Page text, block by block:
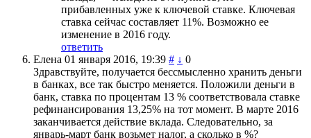
прибавленных уже к ключевой ставке. Ключевая
ставка сейчас составляет 11%. Возможно ее
изменение в 2016 году.
ответить
Елена 01 января 2016, 19:39 # ↓ 0
Здравствуйте, получается бессмысленно хранить деньги
в банках, все так быстро меняется. Положили деньги в
банк, ставка по процентам 13 % соответствовала ставке
рефинансирования 13,25% на тот момент. В марте 2016
заканчивается действие вклада. Следовательно, за
январь-март банк возьмет налог, а сколько в %?